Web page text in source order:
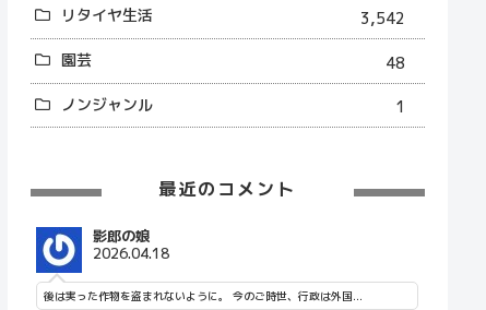
リタイヤ生活
3,542
園芸
48
ノンジャンル
1
最近のコメント
影郎の娘
2026.04.18
後は実った作物を盗まれないように。 今のご時世、行政は外国...